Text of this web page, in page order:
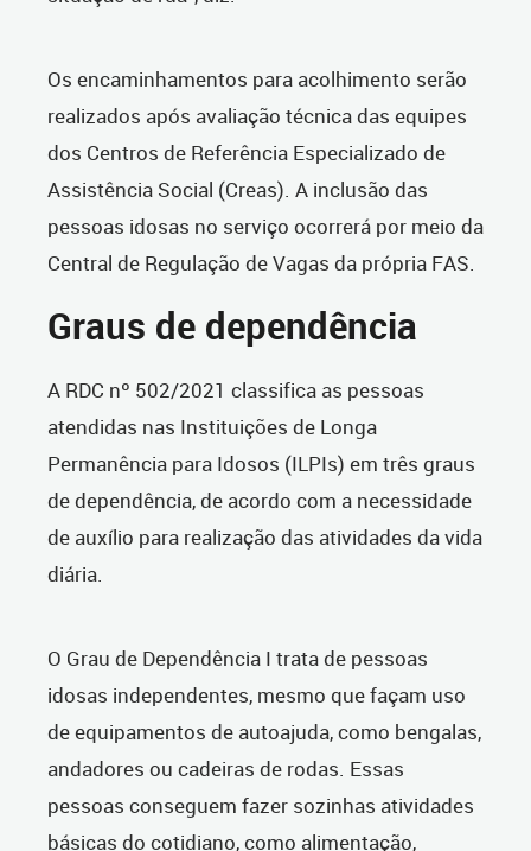
Os encaminhamentos para acolhimento serão
realizados após avaliação técnica das equipes
dos Centros de Referência Especializado de
Assistência Social (Creas). A inclusão das
pessoas idosas no serviço ocorrerá por meio da
Central de Regulação de Vagas da própria FAS.
Graus de dependência
A RDC nº 502/2021 classifica as pessoas
atendidas nas Instituições de Longa
Permanência para Idosos (ILPIs) em três graus
de dependência, de acordo com a necessidade
de auxílio para realização das atividades da vida
diária.
O Grau de Dependência I trata de pessoas
idosas independentes, mesmo que façam uso
de equipamentos de autoajuda, como bengalas,
andadores ou cadeiras de rodas. Essas
pessoas conseguem fazer sozinhas atividades
básicas do cotidiano, como alimentação,